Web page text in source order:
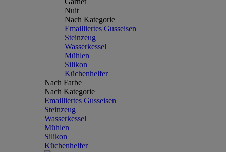
Nuit
Nach Kategorie
Emailliertes Gusseisen
Steinzeug
Wasserkessel
Mühlen
Silikon
Küchenhelfer
Nach Farbe
Nach Kategorie
Emailliertes Gusseisen
Steinzeug
Wasserkessel
Mühlen
Silikon
Küchenhelfer